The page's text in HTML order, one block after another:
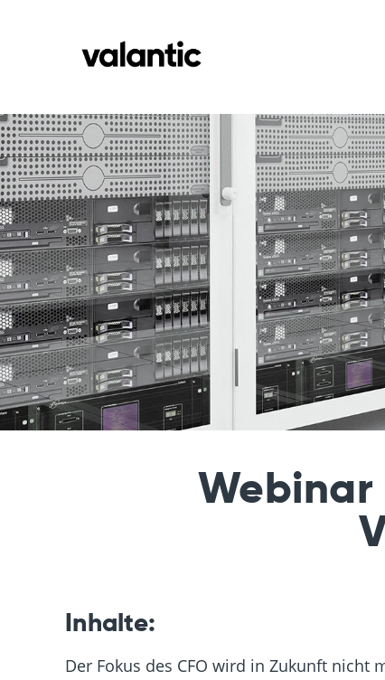
Webinar
Inhalte:
Der Fokus des CFO wird in Zukunft nicht